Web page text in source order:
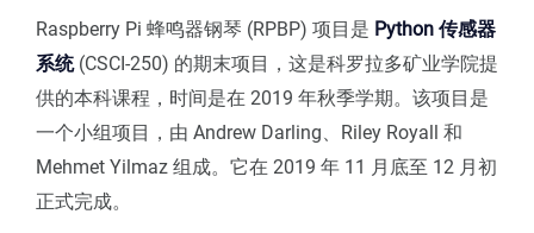
Raspberry Pi 蜂鸣器钢琴 (RPBP) 项目是 Python 传感器
系统(CSCI-250) 的期末项目，这是科罗拉多矿业学院提
供的本科课程，时间是在 2019 年秋季学期。该项目是
一个小组项目，由 Andrew Darling、Riley Royall 和
Mehmet Yilmaz 组成。它在 2019 年 11 月底至 12 月初
正式完成。